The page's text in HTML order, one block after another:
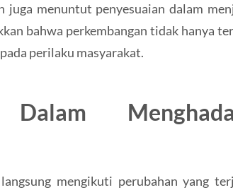
menuntut penyesuaian dalam
bahwa perkembangan tidak hanya
perilaku masyarakat.
mengikuti perubahan yang